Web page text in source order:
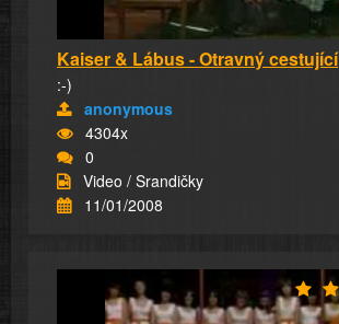
Kaiser & Lábus - Otravný cestující
:-)
anonymous
4304x
0
Video / Srandičky
11/01/2008